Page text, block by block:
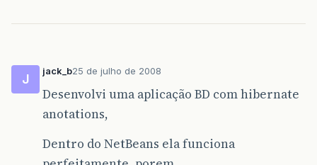
J
jack_b25 de julho de 2008
Desenvolvi uma aplicação BD com hibernate
anotations,
Dentro do NetBeans ela funciona